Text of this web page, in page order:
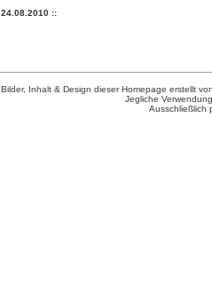
::
Bilder, Inhalt & Design dieser Homepage erstellt
Jegliche
Ausschließlich